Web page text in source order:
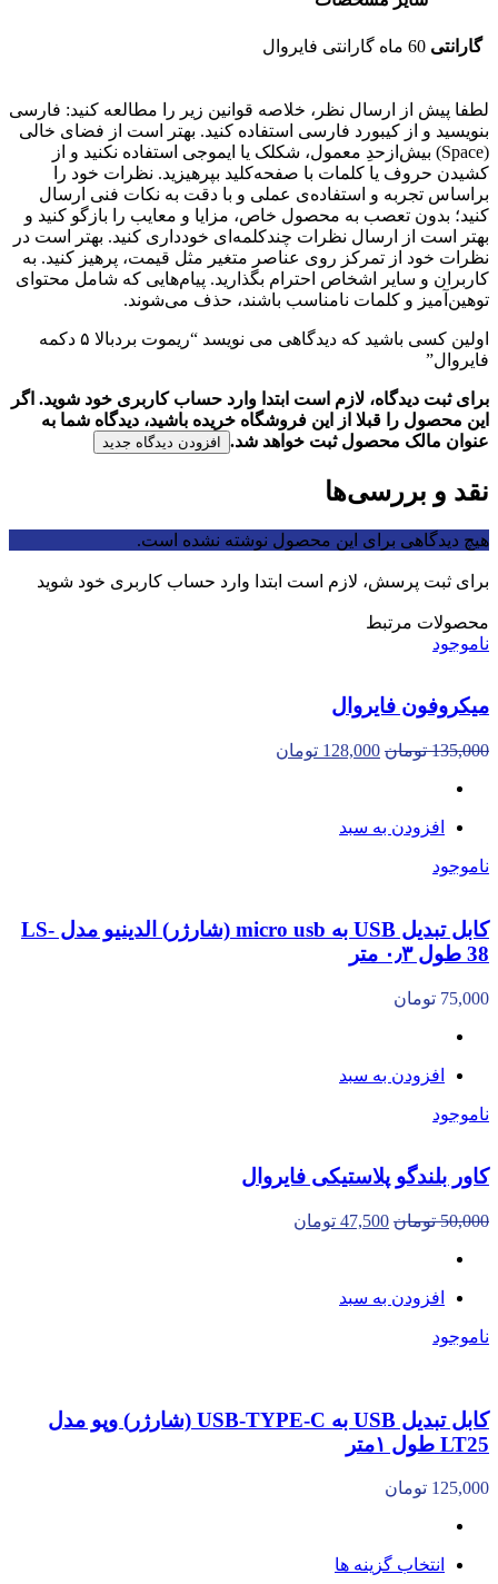
گارانتی 60 ماه گارانتی فایروال
لطفا پیش از ارسال نظر، خلاصه قوانین زیر را مطالعه کنید: فارسی
بنویسید و از کیبورد فارسی استفاده کنید. بهتر است از فضای خالی
(Space) بیش‌از‌حدِ معمول، شکلک یا ایموجی استفاده نکنید و از
کشیدن حروف یا کلمات با صفحه‌کلید بپرهیزید. نظرات خود را
براساس تجربه و استفاده‌ی عملی و با دقت به نکات فنی ارسال
کنید؛ بدون تعصب به محصول خاص، مزایا و معایب را بازگو کنید و
بهتر است از ارسال نظرات چندکلمه‌‌ای خودداری کنید. بهتر است در
نظرات خود از تمرکز روی عناصر متغیر مثل قیمت، پرهیز کنید. به
کاربران و سایر اشخاص احترام بگذارید. پیام‌هایی که شامل محتوای
توهین‌آمیز و کلمات نامناسب باشند، حذف می‌شوند.
اولین کسی باشید که دیدگاهی می نویسد “ریموت بردبالا ۵ دکمه
فایروال”
برای ثبت دیدگاه، لازم است ابتدا وارد حساب کاربری خود شوید. اگر
این محصول را قبلا از این فروشگاه خریده باشید، دیدگاه شما به
عنوان مالک محصول ثبت خواهد شد.
افزودن دیدگاه جدید
نقد و بررسی‌ها
هیچ دیدگاهی برای این محصول نوشته نشده است.
برای ثبت پرسش، لازم است ابتدا وارد حساب کاربری خود شوید
محصولات مرتبط
ناموجود
میکروفون فایروال
135,000 تومان 128,000 تومان
افزودن به سبد
ناموجود
کابل تبدیل USB به micro usb (شارژر) الدینیو مدل LS-
38 طول ۰٫۳ متر
75,000 تومان
افزودن به سبد
ناموجود
کاور بلندگو پلاستیکی فایروال
50,000 تومان 47,500 تومان
افزودن به سبد
ناموجود
کابل تبدیل USB به USB-TYPE-C (شارژر) وپو مدل
LT25 طول ۱متر
125,000 تومان
انتخاب گزینه ها